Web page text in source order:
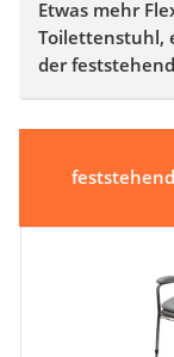
Etwas mehr
Toilettenstuhl,
der